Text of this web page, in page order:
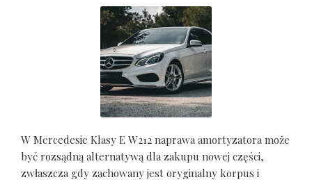
W Mercedesie Klasy E W212 naprawa amortyzatora może
być rozsądną alternatywą dla zakupu nowej części,
zwłaszcza gdy zachowany jest oryginalny korpus i